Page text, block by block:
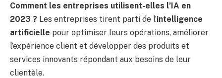
Comment les entreprises utilisent-elles l’IA en
2023 ? Les entreprises tirent parti de l’intelligence
artificielle pour optimiser leurs opérations, améliorer
l’expérience client et développer des produits et
services innovants répondant aux besoins de leur
clientèle.